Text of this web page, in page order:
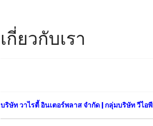
เกี่ยวกับเรา
บริษัท วาไรตี้ อินเตอร์พลาส จำกัด | กลุ่มบริษัท วีไอพี